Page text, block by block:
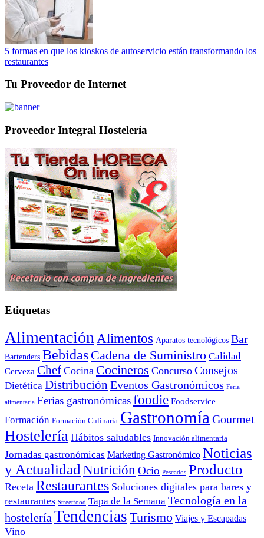
5 formas en que los kioskos de autoservicio están transformando los
restaurantes
Tu Proveedor de Internet
Proveedor Integral Hostelería
Etiquetas
Alimentación Alimentos Aparatos tecnológicos Bar
Bartenders Bebidas Cadena de Suministro Calidad
Cerveza Chef Cocina Cocineros Concurso Consejos
Dietética Distribución Eventos Gastronómicos Feria
alimentaria Ferias gastronómicasfoodie Foodservice
Formación Formación Culinaria Gastronomía Gourmet
Hostelería Hábitos saludables Innovación alimentaria
Jornadas gastronómicas Marketing Gastronómico Noticias
y Actualidad Nutrición Ocio Pescados Producto
Receta Restaurantes Soluciones digitales para bares y
restaurantes Streetfood Tapa de la Semana Tecnología en la
hostelería Tendencias Turismo Viajes y Escapadas
Vino